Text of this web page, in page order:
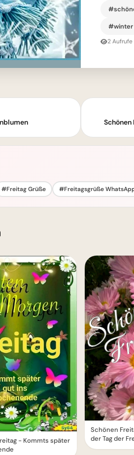
#winter
2 Aufrufe
#Freitag Grüße #Freitagsgrüße
- Kommts später
Schönen
der Tag der